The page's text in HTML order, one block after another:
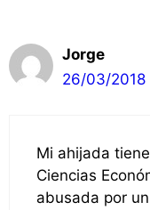
Jorge
26/03/2018
Mi ahijada
Ciencias
abusada por